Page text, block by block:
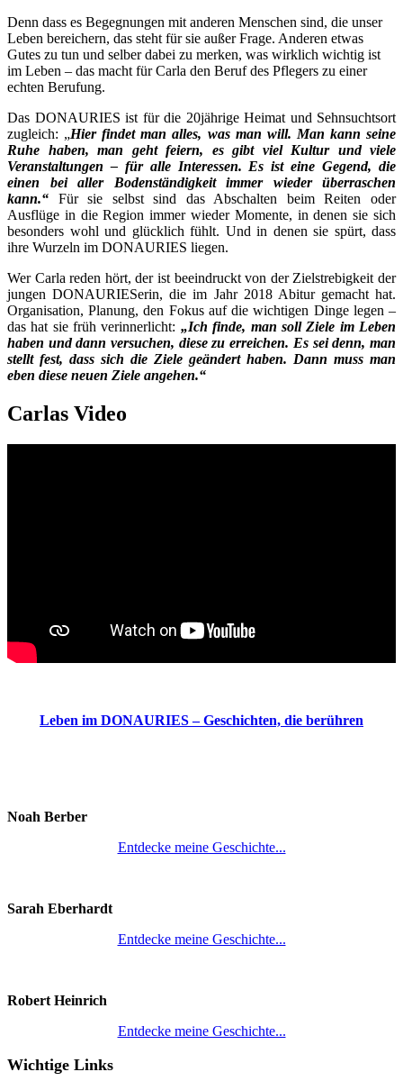
Denn dass es Begegnungen mit anderen Menschen sind, die unser
Leben bereichern, das steht für sie außer Frage. Anderen etwas
Gutes zu tun und selber dabei zu merken, was wirklich wichtig ist
im Leben – das macht für Carla den Beruf des Pflegers zu einer
echten Berufung.
Das DONAURIES ist für die 20jährige Heimat und Sehnsuchtsort
zugleich: „Hier findet man alles, was man will. Man kann seine
Ruhe haben, man geht feiern, es gibt viel Kultur und viele
Veranstaltungen – für alle Interessen. Es ist eine Gegend, die
einen bei aller Bodenständigkeit immer wieder überraschen
kann.“ Für sie selbst sind das Abschalten beim Reiten oder
Ausflüge in die Region immer wieder Momente, in denen sie sich
besonders wohl und glücklich fühlt. Und in denen sie spürt, dass
ihre Wurzeln im DONAURIES liegen.
Wer Carla reden hört, der ist beeindruckt von der Zielstrebigkeit der
jungen DONAURIESerin, die im Jahr 2018 Abitur gemacht hat.
Organisation, Planung, den Fokus auf die wichtigen Dinge legen –
das hat sie früh verinnerlicht: „Ich finde, man soll Ziele im Leben
haben und dann versuchen, diese zu erreichen. Es sei denn, man
stellt fest, dass sich die Ziele geändert haben. Dann muss man
eben diese neuen Ziele angehen.“
Carlas Video
Leben im DONAURIES – Geschichten, die berühren
Noah Berber
Entdecke meine Geschichte...
Sarah Eberhardt
Entdecke meine Geschichte...
Robert Heinrich
Entdecke meine Geschichte...
Wichtige Links